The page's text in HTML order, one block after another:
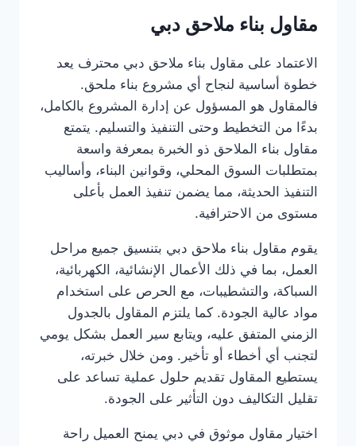
مقاول بناء ملاحق دبي
الاعتماد على مقاول بناء ملاحق دبي محترف يعد
خطوة أساسية لنجاح أي مشروع بناء ملحق.
فالمقاول هو المسؤول عن إدارة المشروع بالكامل،
بدءًا من التخطيط وحتى التنفيذ والتسليم. يتمتع
مقاول بناء الملاحق ذو الخبرة بمعرفة واسعة
بمتطلبات السوق المحلي، وقوانين البناء، وأساليب
التنفيذ الحديثة، مما يضمن تنفيذ العمل بأعلى
مستوى من الاحترافية.
يقوم مقاول بناء ملاحق دبي بتنسيق جميع مراحل
العمل، بما في ذلك الأعمال الإنشائية، الكهربائية،
السباكة، والتشطيبات، مع الحرص على استخدام
مواد عالية الجودة. كما يلتزم المقاول بالجدول
الزمني المتفق عليه، ويتابع سير العمل بشكل يومي
لتجنب أي أخطاء أو تأخير. ومن خلال خبرته،
يستطيع المقاول تقديم حلول عملية تساعد على
تقليل التكاليف دون التأثير على الجودة.
اختيار مقاول موثوق في دبي يمنح العميل راحة